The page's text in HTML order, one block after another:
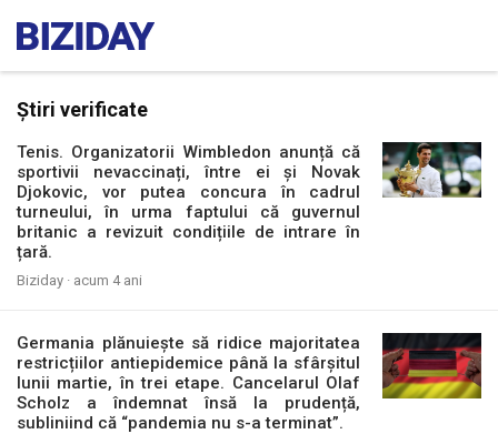
Știri verificate
Tenis. Organizatorii Wimbledon anunță că
sportivii nevaccinați, între ei și Novak
Djokovic, vor putea concura în cadrul
turneului, în urma faptului că guvernul
britanic a revizuit condițiile de intrare în
țară.
Biziday · acum 4 ani
Germania plănuiește să ridice majoritatea
restricțiilor antiepidemice până la sfârșitul
lunii martie, în trei etape. Cancelarul Olaf
Scholz a îndemnat însă la prudență,
subliniind că “pandemia nu s-a terminat”.